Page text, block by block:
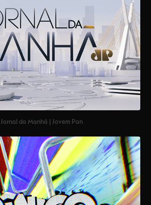
Jornal da Manhã | Jovem Pan